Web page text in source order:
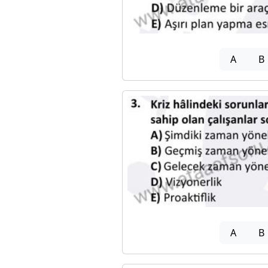
A B
A B